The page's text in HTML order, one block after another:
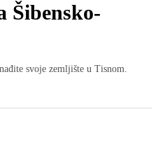
Šibensko-
svoje zemljište u Tisnom.